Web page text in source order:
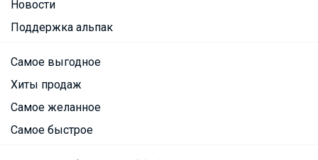
Новости
Поддержка альпак
Самое выгодное
Хиты продаж
Самое желанное
Самое быстрое